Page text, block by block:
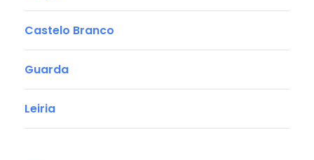
Castelo Branco
Guarda
Leiria